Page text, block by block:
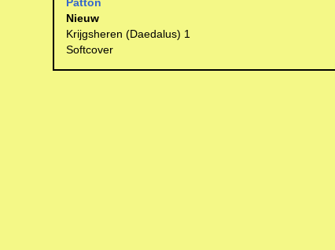
Nieuw
Krijgsheren (Daedalus) 1
Softcover